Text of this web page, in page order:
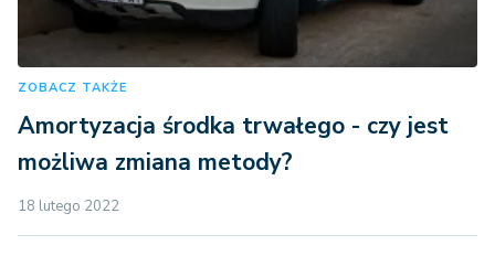
ZOBACZ TAKŻE
Amortyzacja środka trwałego - czy jest
możliwa zmiana metody?
18 lutego 2022